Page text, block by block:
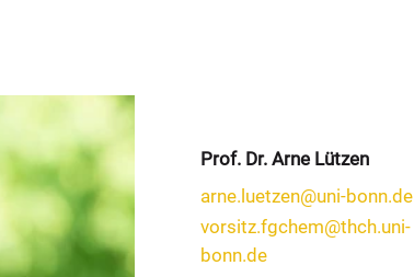
Prof. Dr. Arne Lützen
arne.luetzen@uni-bonn.de
vorsitz.fgchem@thch.uni-
bonn.de